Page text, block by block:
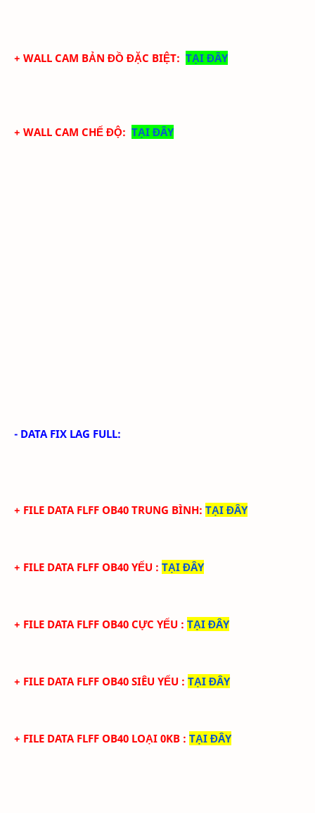
+ WALL CAM BẢN ĐỒ ĐẶC BIỆT: TẠI ĐÂY
+ WALL CAM CHẾ ĐỘ: TẠI ĐÂY
- DATA FIX LAG FULL:
+ FILE DATA FLFF OB40 TRUNG BÌNH: TẠI ĐÂY
+ FILE DATA FLFF OB40 YẾU : TẠI ĐÂY
+ FILE DATA FLFF OB40 CỰC YẾU : TẠI ĐÂY
+ FILE DATA FLFF OB40 SIÊU YẾU : TẠI ĐÂY
+ FILE DATA FLFF OB40 LOẠI 0KB : TẠI ĐÂY